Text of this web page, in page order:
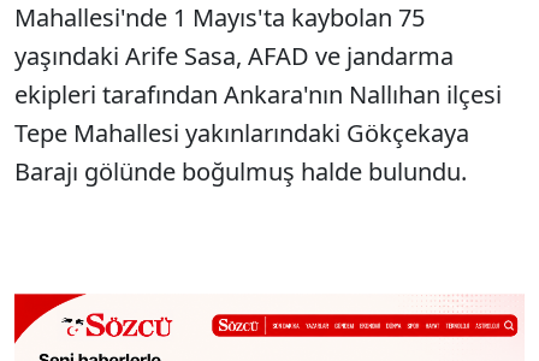
Mahallesi'nde 1 Mayıs'ta kaybolan 75
yaşındaki Arife Sasa, AFAD ve jandarma
ekipleri tarafından Ankara'nın Nallıhan ilçesi
Tepe Mahallesi yakınlarındaki Gökçekaya
Barajı gölünde boğulmuş halde bulundu.